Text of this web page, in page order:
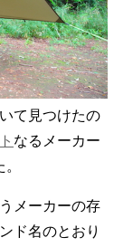
て見つけたの
なるメーカー
メーカーの存
ド名のとおり